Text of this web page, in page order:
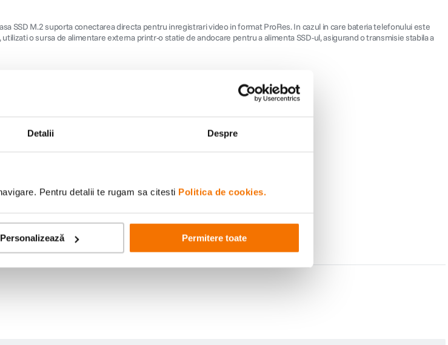
Detalii Despre
Pentru detalii te rugam sa citesti Politica de cookies.
Personalizează Permitere toate
SSD M.2 suporta conectarea directa pentru inregistrari video in format ProRes. In cazul in care bateria telefonului este
o sursa de alimentare externa printr-o statie de andocare pentru a alimenta SSD-ul, asigurand o transmisie stabila a